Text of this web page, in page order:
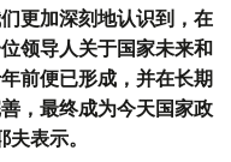
更加深刻地认识到，在
领导人关于国家未来和
前便已形成，并在长期
，最终成为今天国家政
表示。